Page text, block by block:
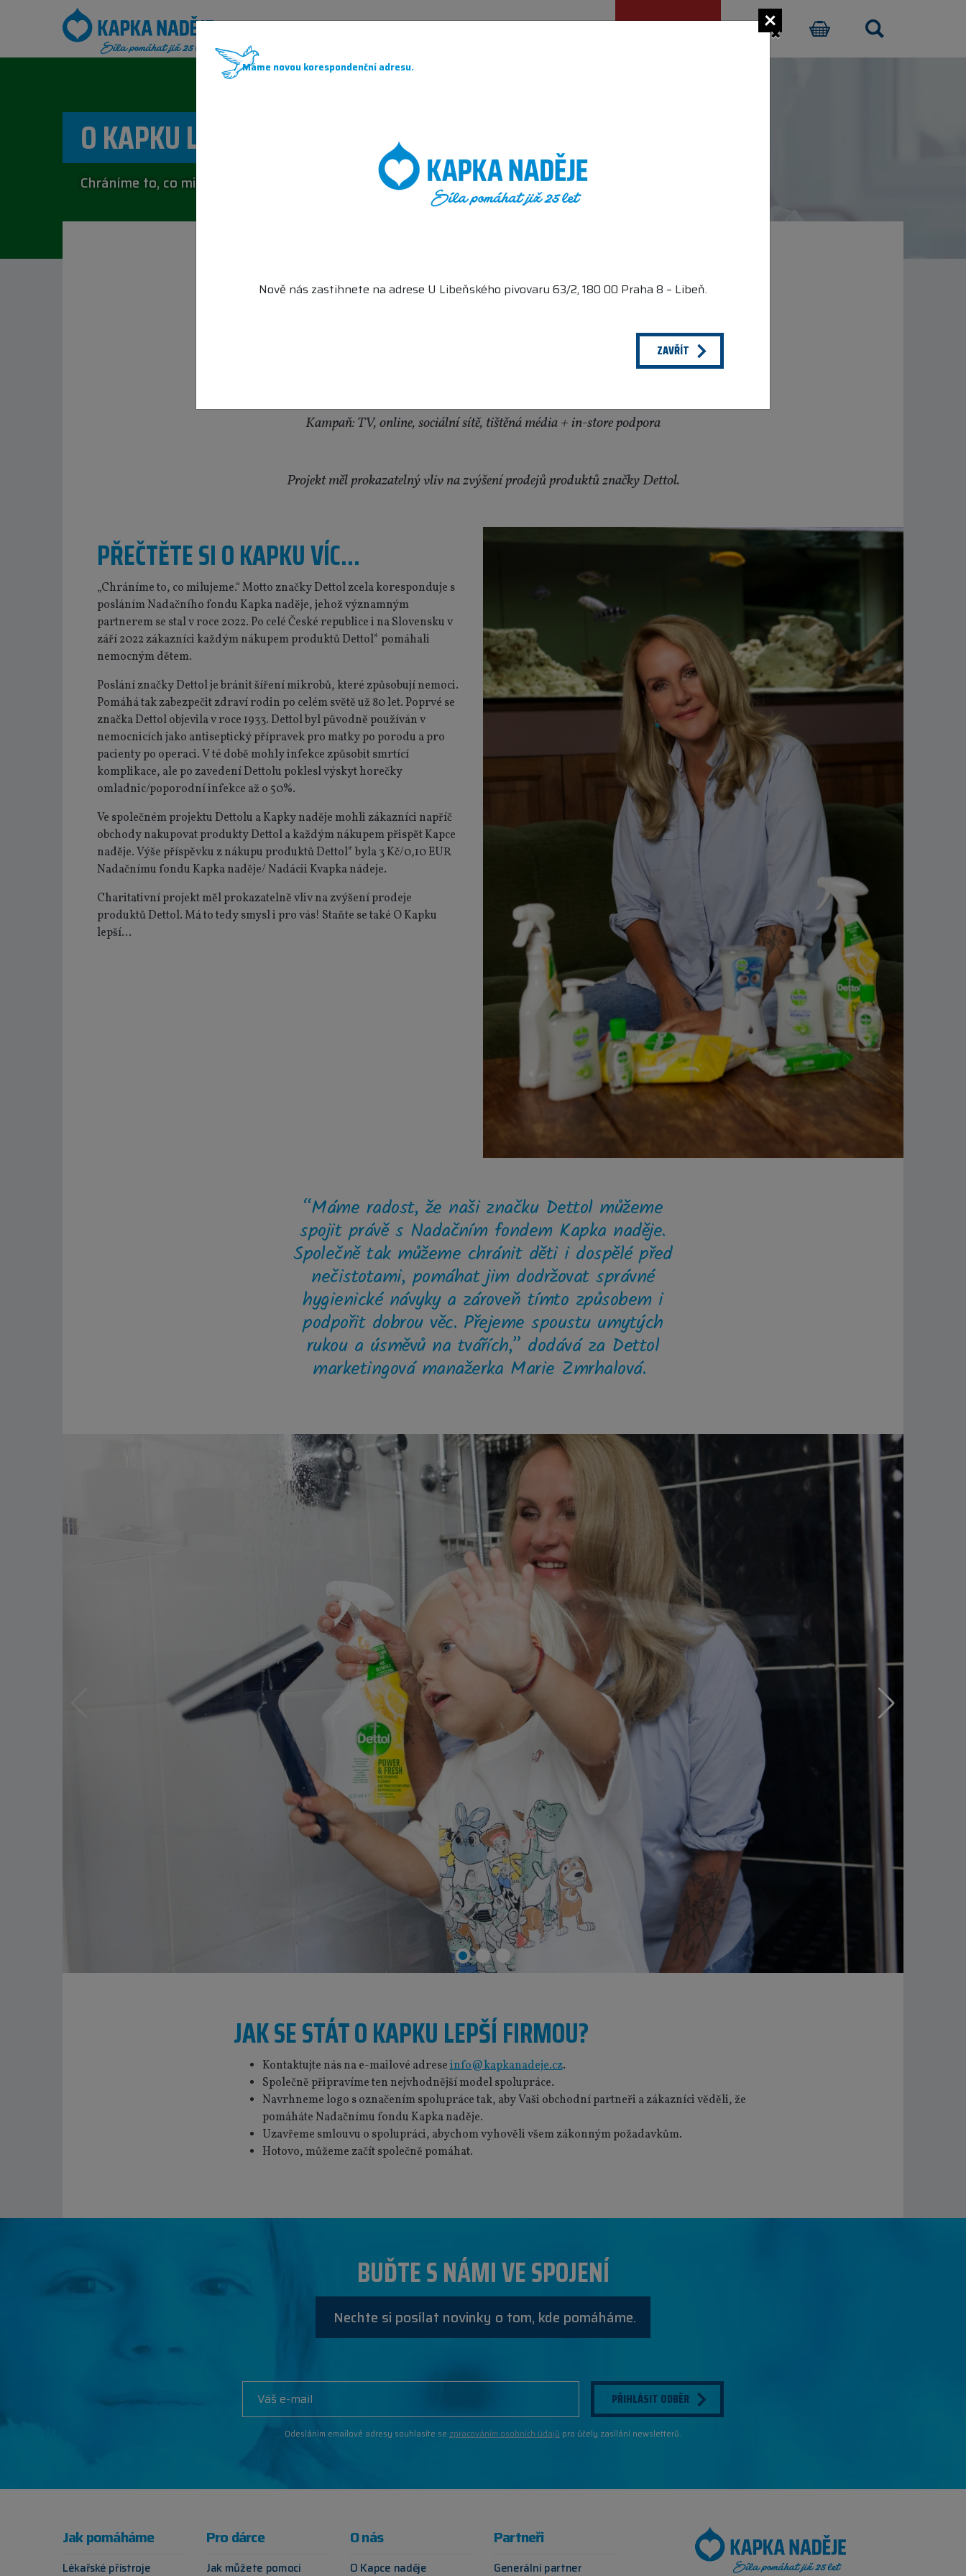
E-SHOP
O KAPKU LEPŠÍ DETTOL
Chráníme to, co milujeme.
O KAPKU LEPŠÍ DETTOL V BODECH
Kampaň: TV, online, sociální sítě, tištěná média + in-store podpora
Projekt měl prokazatelný vliv na zvýšení prodejů produktů značky Dettol.
PŘEČTĚTE SI O KAPKU VÍC...
„Chráníme to, co milujeme.“ Motto značky Dettol zcela koresponduje s
posláním Nadačního fondu Kapka naděje, jehožvýznamným
partnerem se stal vroce 2022. Po celé České republice i na Slovensku v
září 2022 zákazníci každým nákupem produktů Dettol* pomáhali
nemocným dětem.
Poslání značky Dettol je bránit šíření mikrobů, které způsobují nemoci.
Pomáhá tak zabezpečit zdraví rodin po celém světě už 80 let. Poprvé se
značka Dettol objevila v roce 1933. Dettol byl původně používán v
nemocnicích jako antiseptický přípravek pro matky po porodu a pro
pacienty po operaci. V té době mohly infekce způsobit smrtící
komplikace, ale po zavedení Dettolu poklesl výskyt horečky
omladnic/poporodní infekce až o 50%.
Ve společném projektu Dettolu a Kapky naděje mohli zákazníci napříč
obchody nakupovat produkty Dettol a každým nákupem přispět Kapce
naděje. Výše příspěvku z nákupu produktů Dettol* byla 3 Kč/0,10 EUR
Nadačnímu fondu Kapka naděje/ Nadácii Kvapka nádeje.
Charitativní projekt měl prokazatelně vliv na zvýšení prodeje
produktů Dettol. Má to tedy smysl i pro vás! Staňte se také O Kapku
lepší...
“Máme radost, že naši značku Dettol můžeme
spojit právě s Nadačním fondem Kapka naděje.
Společně tak můžeme chránit děti i dospělé před
nečistotami, pomáhat jim dodržovat správné
hygienické návyky a zároveň tímto způsobem i
podpořit dobrou věc. Přejeme spoustu umytých
rukou a úsměvů na tvářích,” dodává za Dettol
marketingová manažerka Marie Zmrhalová.
JAK SE STÁT O KAPKU LEPŠÍ FIRMOU?
Kontaktujte nás na e-mailové adreseinfo@kapkanadeje.cz.
Společně připravíme ten nejvhodnější model spolupráce.
Navrhneme logo s označením spolupráce tak, aby Vaši obchodní partneři a zákazníci věděli, že
pomáháte Nadačnímu fondu Kapka naděje.
Uzavřeme smlouvu o spolupráci, abychom vyhověli všem zákonným požadavkům.
Hotovo, můžeme začít společně pomáhat.
BUĎTE S NÁMI VE SPOJENÍ
Nechte si posílat novinky o tom, kde pomáháme.
PŘIHLÁSIT ODBĚR
Odesláním emailové adresy souhlasíte se zpracováním osobních údajů pro účely zasílání newsletterů.
Jak pomáháme
Lékařské přístroje
Pro dárce
Jak můžete pomoci
O nás
O Kapce naděje
Partneři
Generální partner
Máme novou korespondenční adresu.
×
Nově nás zastihnete na adrese U Libeňského pivovaru 63/2, 180 00 Praha 8 – Libeň.
ZAVŘÍT